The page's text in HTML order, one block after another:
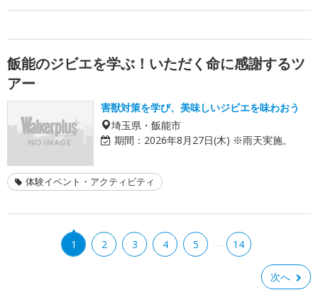
飯能のジビエを学ぶ！いただく命に感謝するツ
アー
害獣対策を学び、美味しいジビエを味わおう
埼玉県・飯能市
期間： 2026年8月27日(木) ※雨天実施。
体験イベント・アクティビティ
1 2 3 4 5 … 14
次へ